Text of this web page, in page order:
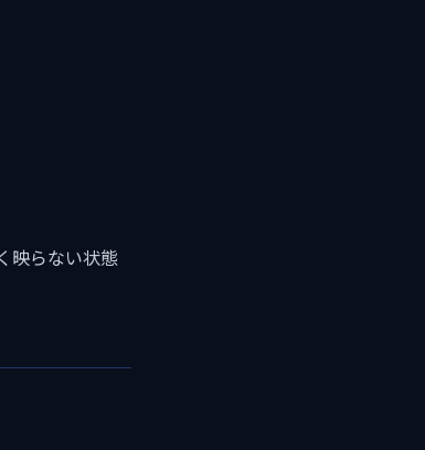
映らない状態